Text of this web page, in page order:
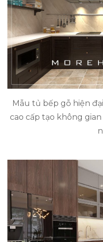
Mẫu tủ bếp gỗ hiện
cao cấp tạo không